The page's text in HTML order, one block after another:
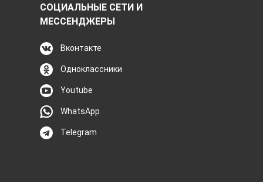
СОЦИАЛЬНЫЕ СЕТИ И
МЕССЕНДЖЕРЫ
Вконтакте
Одноклассники
Youtube
WhatsApp
Telegram